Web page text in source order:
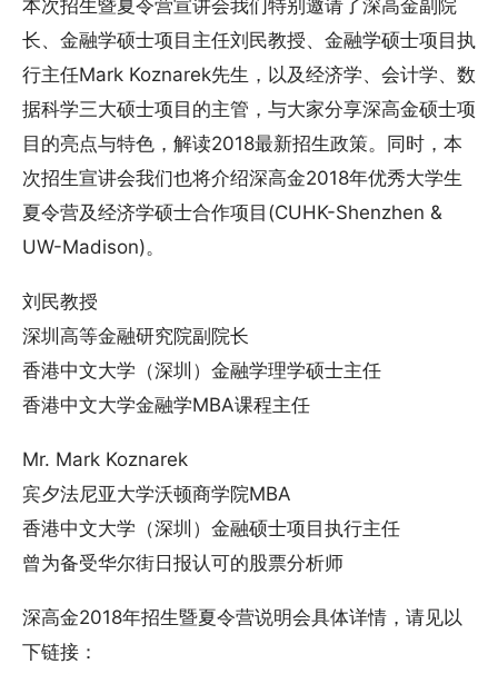
本次招生暨夏令营宣讲会我们特别邀请了深高金副院
长、金融学硕士项目主任刘民教授、金融学硕士项目执
行主任Mark Koznarek先生，以及经济学、会计学、数
据科学三大硕士项目的主管，与大家分享深高金硕士项
目的亮点与特色，解读2018最新招生政策。同时，本
次招生宣讲会我们也将介绍深高金2018年优秀大学生
夏令营及经济学硕士合作项目(CUHK-Shenzhen &
UW-Madison)。
刘民教授
深圳高等金融研究院副院长
香港中文大学（深圳）金融学理学硕士主任
香港中文大学金融学MBA课程主任
Mr. Mark Koznarek
宾夕法尼亚大学沃顿商学院MBA
香港中文大学（深圳）金融硕士项目执行主任
曾为备受华尔街日报认可的股票分析师
深高金2018年招生暨夏令营说明会具体详情，请见以
下链接：